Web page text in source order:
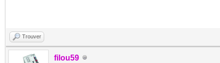
Trouver
filou59